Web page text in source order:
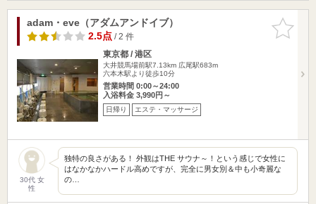
お気に入
りに追加
adam・eve（アダムアンドイブ）
2.5点/ 2 件
東京都 / 港区
大井競馬場前駅7.13km 広尾駅683m
六本木駅より徒歩10分
営業時間 0:00～24:00
入浴料金 3,990円～
日帰り エステ・マッサージ
30代 女
性
独特の良さがある！ 外観はTHE サウナ～！という感じで女性に
はなかなかハードル高めですが、完全に男女別＆中も小奇麗な
の…